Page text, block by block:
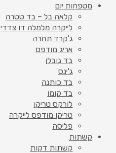
מטפחות יום
קלאה בל – בד טטרה
לייקרה מלמלה דו צדדי
ג'קרד תחרה
אריג מודפס
בד גובלן
ג'ינס
בד כותנה
בד קומו
לורקס טריקו
טריקו מודפס לייקרה
פליסה
קשתות
קשתות דקות